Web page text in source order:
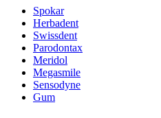
Spokar
Herbadent
Swissdent
Parodontax
Meridol
Megasmile
Sensodyne
Gum